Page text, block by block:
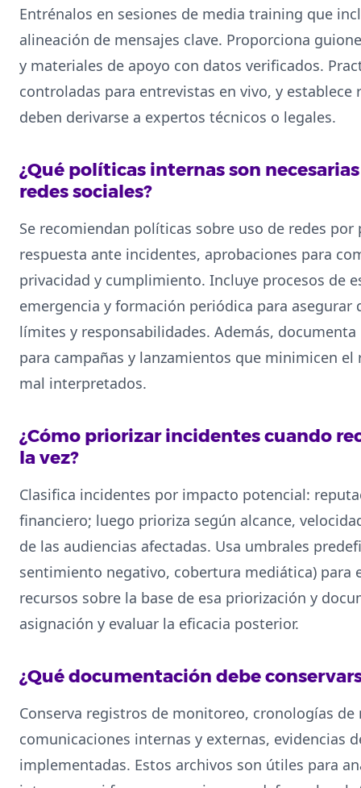
Entrénalos en sesiones de media training que
alineación de mensajes clave. Proporciona
y materiales de apoyo con datos verificados.
controladas para entrevistas en vivo, y establece
deben derivarse a expertos técnicos o legales.
¿Qué políticas internas son
redes sociales?
Se recomiendan políticas sobre uso de redes
respuesta ante incidentes, aprobaciones para
privacidad y cumplimiento. Incluye procesos de
emergencia y formación periódica para
límites y responsabilidades. Además,
para campañas y lanzamientos que minimicen
mal interpretados.
¿Cómo priorizar incidentes cuando
la vez?
Clasifica incidentes por impacto potencial:
financiero; luego prioriza según alcance,
de las audiencias afectadas. Usa umbrales
sentimiento negativo, cobertura mediática) para
recursos sobre la base de esa priorización y
asignación y evaluar la eficacia posterior.
¿Qué documentación debe
Conserva registros de monitoreo, cronologías de
comunicaciones internas y externas, evidencias
implementadas. Estos archivos son útiles para